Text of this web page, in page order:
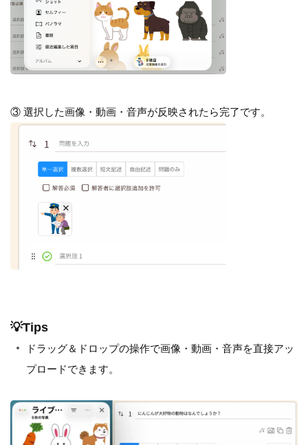
③ 選択した画像・動画・音声が反映されたら完了です。
💡Tips
ドラッグ＆ドロップの操作で画像・動画・音声を直接アッ
プロードできます。